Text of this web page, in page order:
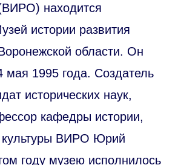
находится
истории развития
области. Он
мая 1995 года. Создатель
исторических наук,
кафедры истории,
ВИРО Юрий
году музею исполнилось